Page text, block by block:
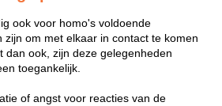
ook voor homo's voldoende
zijn om met elkaar in contact te komen
dan ook, zijn deze gelegenheden
toegankelijk.
of angst voor reacties van de